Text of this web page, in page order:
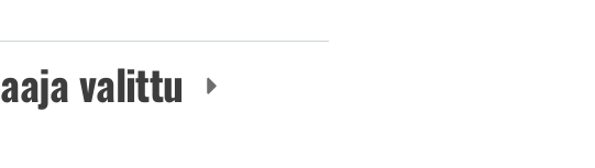
valittu